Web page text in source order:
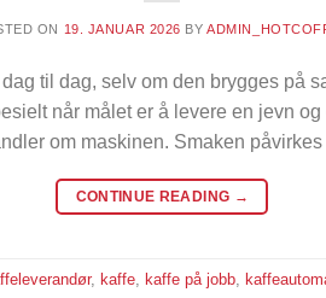
ON 19. JANUAR 2026 BY
til dag, selv om den brygges på
når målet er å levere en jevn
om maskinen. Smaken
CONTINUE READING →
, kaffe kaffe på jobb